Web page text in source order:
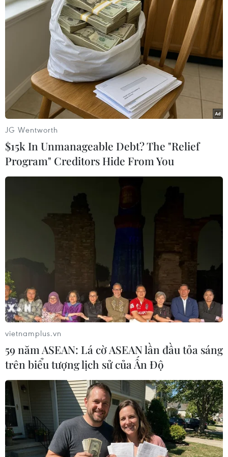
Australia: 3 người tử vong vì nhiễm khuẩn
Ít nhất 3 người tử vong và 12 người khác phải điều trị
liên quan đến vụ bùng phát người nhiễm vi khuẩn
Listeria monocytogenes do ăn quả dưa lưới được trồng
ở phía Đông của bang New South Wales.
Nam Phi cảnh báo nguy cơ bùng phát
JG Wentworth
$15k In Unmanageable Debt? The "Relief
Program" Creditors Hide From You
vietnamplus.vn
59 năm ASEAN: Lá cờ ASEAN lần đầu tỏa sáng
trên biểu tượng lịch sử của Ấn Độ